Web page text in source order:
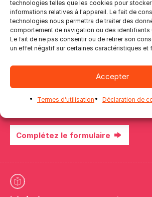
technologies telles que les cookies pour
informations relatives à l'appareil. Le fait de
technologies nous permettra de traiter des
comportement de navigation ou des identifiants
Le fait de ne pas consentir ou de retirer son
un effet négatif sur certaines caractéristiques et
Accepter
Termes d’utilisation Déclaration de
Réserver une démo
Remplissez notre formulaire en
une version complète de 5 jours du
vos informations validées, nous
pour activer votre démo.
Complétez le formulaire